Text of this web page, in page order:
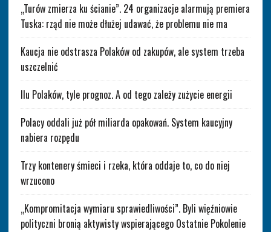
„Turów zmierza ku ścianie”. 24 organizacje alarmują premiera
Tuska: rząd nie może dłużej udawać, że problemu nie ma
Kaucja nie odstrasza Polaków od zakupów, ale system trzeba
uszczelnić
Ilu Polaków, tyle prognoz. A od tego zależy zużycie energii
Polacy oddali już pół miliarda opakowań. System kaucyjny
nabiera rozpędu
Trzy kontenery śmieci i rzeka, która oddaje to, co do niej
wrzucono
„Kompromitacja wymiaru sprawiedliwości”. Byli więźniowie
polityczni bronią aktywisty wspierającego Ostatnie Pokolenie